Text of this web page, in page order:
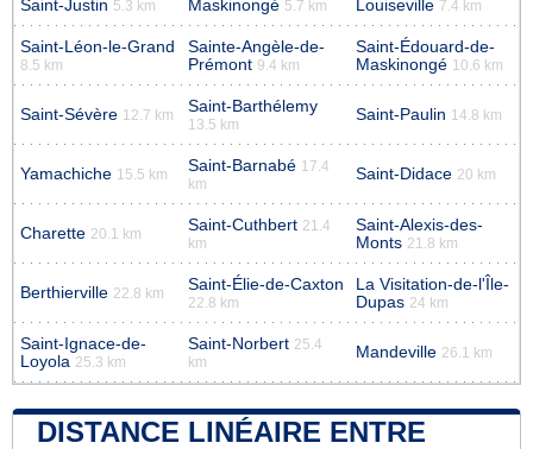
Saint-Justin 5.3 km Maskinongé 5.7 km Louiseville 7.4 km
Saint-Léon-le-Grand
8.5 km
Sainte-Angèle-de-
Prémont 9.4 km
Saint-Édouard-de-
Maskinongé 10.6 km
Saint-Sévère 12.7 km Saint-Barthélemy
13.5 km
Saint-Paulin 14.8 km
Yamachiche 15.5 km Saint-Barnabé 17.4
km
Saint-Didace 20 km
Charette 20.1 km Saint-Cuthbert 21.4
km
Saint-Alexis-des-
Monts 21.8 km
Berthierville 22.8 km Saint-Élie-de-Caxton
22.8 km
La Visitation-de-l'Île-
Dupas 24 km
Saint-Ignace-de-
Loyola 25.3 km
Saint-Norbert 25.4
km
Mandeville 26.1 km
DISTANCE LINÉAIRE ENTRE